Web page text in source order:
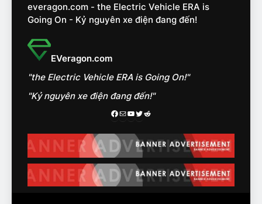
như thế nào?
ĐÁNH GIÁ XE
15
‘cảnh vệ’ ADAS, ‘trợ lý’ ViVi
trên ngàn dặm đường
CÔNG NGHỆ AI, TỰ LÁI, ADAS,
ROBOTAXI
ĐÁNH GIÁ XE
Chọn VinFast VF8 hay Santa
Fe, Fortuner ?
ĐÁNH GIÁ XE
everagon.com - the Electric Vehicle ERA is
Going On - Kỷ nguyên xe điện đang đến!
EVeragon.com
"the Electric Vehicle ERA is Going On!"
"Kỷ nguyên xe điện đang đến!"
Facebook
MailYoutube
Twitter